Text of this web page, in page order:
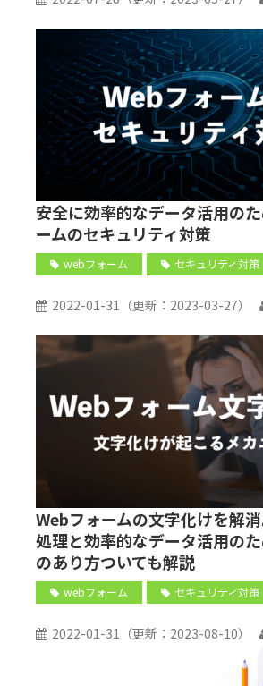
安全に効率的なデータ活用の
ームのセキュリティ対策
webフォーム セキュリティ対策
2022-01-31 （更新： 2023-03-27）
Webフォームの文字化けを解
処理と効率的なデータ活用の
のあり方ついても解説
webフォーム セキュリティ対策
2022-01-31 （更新： 2023-08-10）